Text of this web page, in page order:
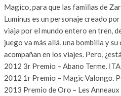
Magico, para que las familias de
Luminus es un personaje creado
viaja por el mundo entero en tren,
juego va más allá, una bombilla y
acompañan en los viajes. Pero,
2012 3r Premio – Abano Terme.
2012 1r Premio – Magic Valongo.
2013 Premio de Oro – Les